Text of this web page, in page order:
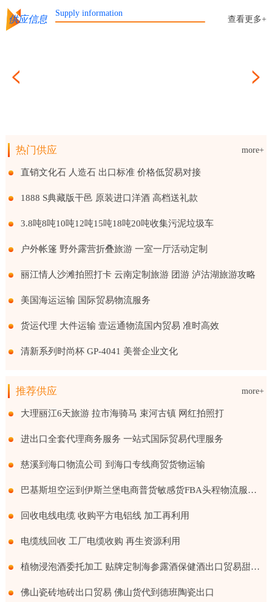
供应信息
Supply information
查看更多+
牌代工委托生产
热门供应 more+
直销文化石 人造石 出口标准 价格低贸易对接
1888 S典藏版干邑 原装进口洋酒 高档送礼款
3.8吨8吨10吨12吨15吨18吨20吨收集污泥垃圾车
户外帐篷 野外露营折叠旅游 一室一厅活动定制
丽江情人沙滩拍照打卡 云南定制旅游 团游 泸沽湖旅游攻略
美国海运运输 国际贸易物流服务
货运代理 大件运输 壹运通物流国内贸易 准时高效
清新系列时尚杯 GP-4041 美誉企业文化
推荐供应 more+
大理丽江6天旅游 拉市海骑马 束河古镇 网红拍照打
进出口全套代理商务服务 一站式国际贸易代理服务
慈溪到海口物流公司 到海口专线商贸货物运输
巴基斯坦空运到伊斯兰堡电商普货敏感货FBA头程物流服务国际贸易
回收电线电缆 收购平方电铝线 加工再利用
电缆线回收 工厂电缆收购 再生资源利用
植物浸泡酒委托加工 贴牌定制海参露酒保健酒出口贸易甜味果酒
佛山瓷砖地砖出口贸易 佛山货代到德班陶瓷出口